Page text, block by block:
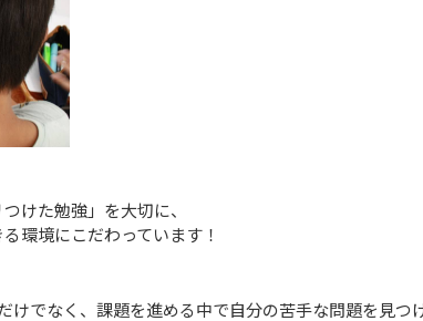
けた勉強」を大切に、
環境にこだわっています！
けでなく、課題を進める中で自分の苦手な問題を見